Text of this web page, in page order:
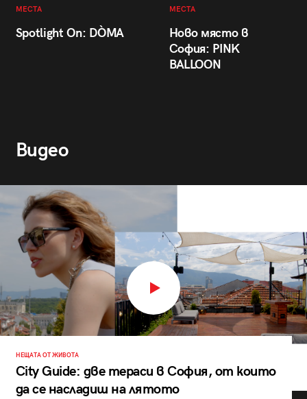
МЕСТА
Spotlight On: DÒMA
МЕСТА
Ново място в
София: PINK
BALLOON
Видео
НЕЩАТА ОТ ЖИВОТА
City Guide: две тераси в София, от които
да се насладиш на лятото